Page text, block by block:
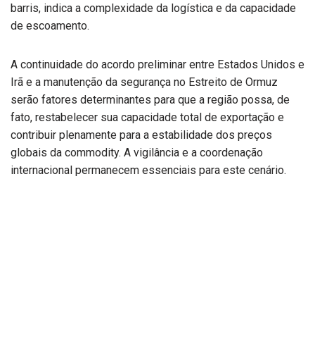
barris, indica a complexidade da logística e da capacidade
de escoamento.
A continuidade do acordo preliminar entre Estados Unidos e
Irã e a manutenção da segurança no Estreito de Ormuz
serão fatores determinantes para que a região possa, de
fato, restabelecer sua capacidade total de exportação e
contribuir plenamente para a estabilidade dos preços
globais da commodity. A vigilância e a coordenação
internacional permanecem essenciais para este cenário.